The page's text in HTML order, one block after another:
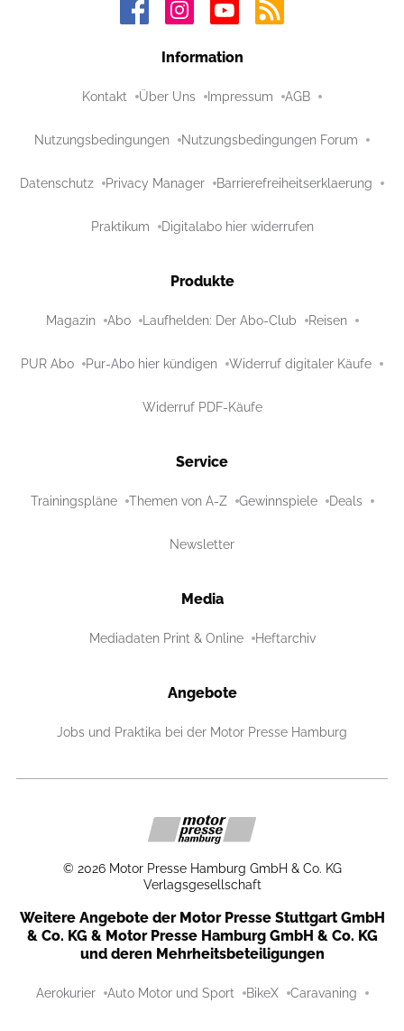
Information
Kontakt Über Uns Impressum AGB
Nutzungsbedingungen Nutzungsbedingungen Forum
Datenschutz Privacy Manager Barrierefreiheitserklaerung
Praktikum Digitalabo hier widerrufen
Produkte
Magazin Abo Laufhelden: Der Abo-Club Reisen
PUR Abo Pur-Abo hier kündigen Widerruf digitaler Käufe
Widerruf PDF-Käufe
Service
Trainingspläne Themen von A-Z Gewinnspiele Deals
Newsletter
Media
Mediadaten Print & Online Heftarchiv
Angebote
Jobs und Praktika bei der Motor Presse Hamburg
© 2026 Motor Presse Hamburg GmbH & Co. KG
Verlagsgesellschaft
Weitere Angebote der Motor Presse Stuttgart GmbH
& Co. KG & Motor Presse Hamburg GmbH & Co. KG
und deren Mehrheitsbeteiligungen
Aerokurier Auto Motor und Sport BikeX Caravaning